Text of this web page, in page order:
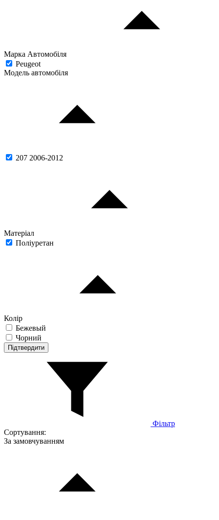
Марка Автомобіля
Peugeot
Модель автомобіля
207 2006-2012
Матеріал
Поліуретан
Колір
Бежевый
Чорний
Підтвердити
Фільтр
Сортування:
За замовчуванням